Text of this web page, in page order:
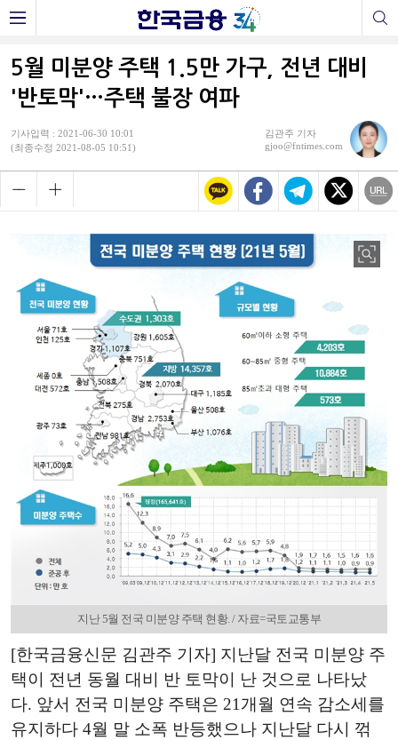
5월 미분양 주택 1.5만 가구, 전년 대비
'반토막'…주택 불장 여파
기사입력 : 2021-06-30 10:01
(최종수정 2021-08-05 10:51)
김관주 기자
gjoo@fntimes.com
지난 5월 전국 미분양 주택 현황. / 자료=국토교통부
[한국금융신문 김관주 기자] 지난달 전국 미분양 주
택이 전년 동월 대비 반 토막이 난 것으로 나타났
다. 앞서 전국 미분양 주택은 21개월 연속 감소세를
유지하다 4월 말 소폭 반등했으나 지난달 다시 꺾